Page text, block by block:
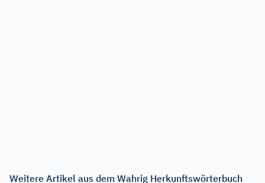
Weitere Artikel aus dem Wahrig Herkunftswörterbuch